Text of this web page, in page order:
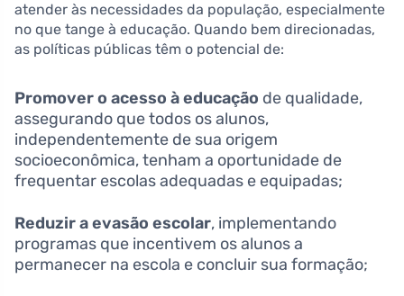
atender às necessidades da população, especialmente
no que tange à educação. Quando bem direcionadas,
as políticas públicas têm o potencial de:
Promover o acesso à educação de qualidade,
assegurando que todos os alunos,
independentemente de sua origem
socioeconômica, tenham a oportunidade de
frequentar escolas adequadas e equipadas;
Reduzir a evasão escolar, implementando
programas que incentivem os alunos a
permanecer na escola e concluir sua formação;